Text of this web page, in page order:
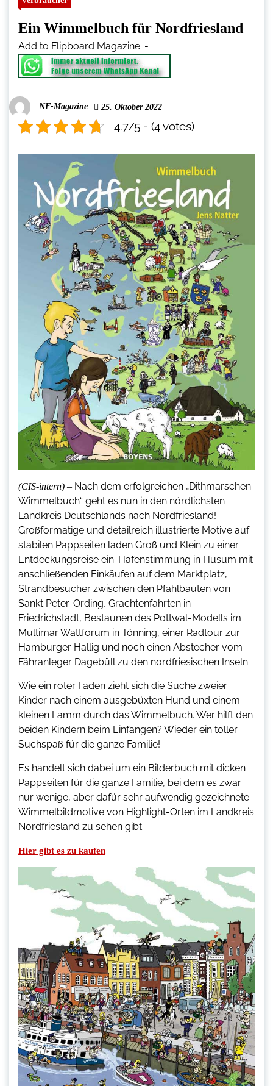
Ein Wimmelbuch für Nordfriesland
Add to Flipboard Magazine. -
NF-Magazine 25. Oktober 2022
4.7/5 - (4 votes)
(CIS-intern) – Nach dem erfolgreichen „Dithmarschen
Wimmelbuch“ geht es nun in den nördlichsten
Landkreis Deutschlands nach Nordfriesland!
Großformatige und detailreich illustrierte Motive auf
stabilen Pappseiten laden Groß und Klein zu einer
Entdeckungsreise ein: Hafenstimmung in Husum mit
anschließenden Einkäufen auf dem Marktplatz,
Strandbesucher zwischen den Pfahlbauten von
Sankt Peter-Ording, Grachtenfahrten in
Friedrichstadt, Bestaunen des Pottwal-Modells im
Multimar Wattforum in Tönning, einer Radtour zur
Hamburger Hallig und noch einen Abstecher vom
Fähranleger Dagebüll zu den nordfriesischen Inseln.
Wie ein roter Faden zieht sich die Suche zweier
Kinder nach einem ausgebüxten Hund und einem
kleinen Lamm durch das Wimmelbuch. Wer hilft den
beiden Kindern beim Einfangen? Wieder ein toller
Suchspaß für die ganze Familie!
Es handelt sich dabei um ein Bilderbuch mit dicken
Pappseiten für die ganze Familie, bei dem es zwar
nur wenige, aber dafür sehr aufwendig gezeichnete
Wimmelbildmotive von Highlight-Orten im Landkreis
Nordfriesland zu sehen gibt.
Hier gibt es zu kaufen